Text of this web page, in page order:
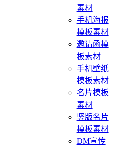
素材
手机海报
模板素材
邀请函模
板素材
手机壁纸
模板素材
名片模板
素材
竖版名片
模板素材
DM宣传